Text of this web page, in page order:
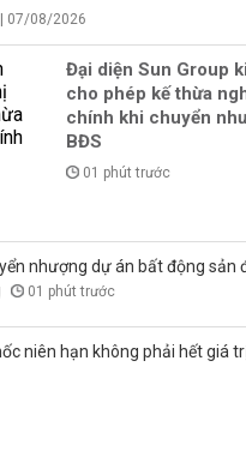
07/08/2026
Đại diện Sun Group
cho phép kế thừa
chính khi chuyển
BĐS
01 phút trước
nhượng dự án bất động sản
01 phút trước
niên hạn không phải hết giá